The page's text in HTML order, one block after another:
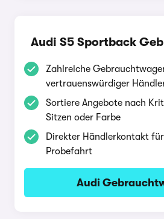
Audi S5 Sportback
Zahlreiche
vertrauenswürdiger
Sortiere Angebote nach
Sitzen oder Farbe
Direkter Händlerkontakt
Probefahrt
Audi